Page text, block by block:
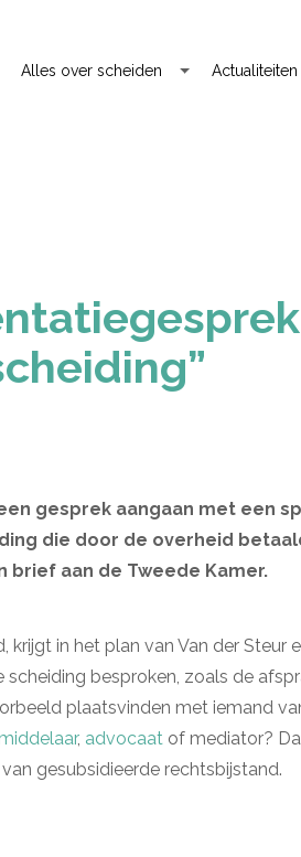
Alles over scheiden Actualiteiten
gesprek aangaan met een
die door de overheid
brief aan de Tweede Kamer.
in het plan van Van der Steur
besproken, zoals de
plaatsvinden met iemand
, advocaat of mediator?
gesubsidieerde rechtsbijstand.